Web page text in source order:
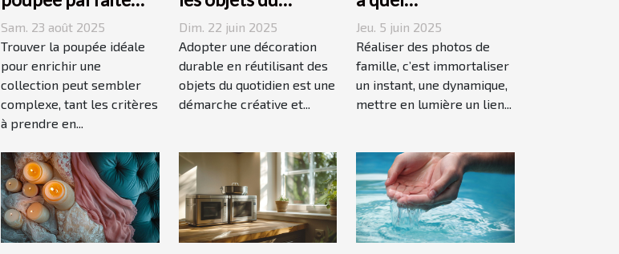
pour votre
collection unique ?
Sam. 23 août 2025
Trouver la poupée idéale
pour enrichir une
collection peut sembler
complexe, tant les critères
à prendre en...
quotidien pour une
décoration durable
Dim. 22 juin 2025
Adopter une décoration
durable en réutilisant des
objets du quotidien est une
démarche créative et...
photographe
confier cette tâche
à Grenoble ?
Jeu. 5 juin 2025
Réaliser des photos de
famille, c’est immortaliser
un instant, une dynamique,
mettre en lumière un lien...